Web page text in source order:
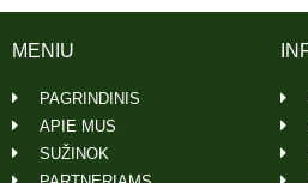
MENIU
PAGRINDINIS
APIE MUS
SUŽINOK